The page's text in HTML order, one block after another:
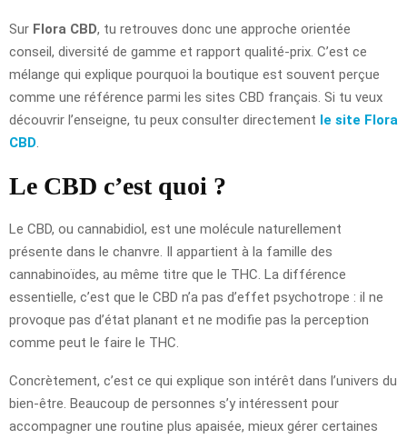
Sur Flora CBD, tu retrouves donc une approche orientée
conseil, diversité de gamme et rapport qualité-prix. C’est ce
mélange qui explique pourquoi la boutique est souvent perçue
comme une référence parmi les sites CBD français. Si tu veux
découvrir l’enseigne, tu peux consulter directement le site Flora
CBD
Le CBD c’est quoi ?
Le CBD, ou cannabidiol, est une molécule naturellement
présente dans le chanvre. Il appartient à la famille des
cannabinoïdes, au même titre que le THC. La différence
essentielle, c’est que le CBD n’a pas d’effet psychotrope : il ne
provoque pas d’état planant et ne modifie pas la perception
comme peut le faire le THC.
Concrètement, c’est ce qui explique son intérêt dans l’univers du
bien-être. Beaucoup de personnes s’y intéressent pour
accompagner une routine plus apaisée, mieux gérer certaines